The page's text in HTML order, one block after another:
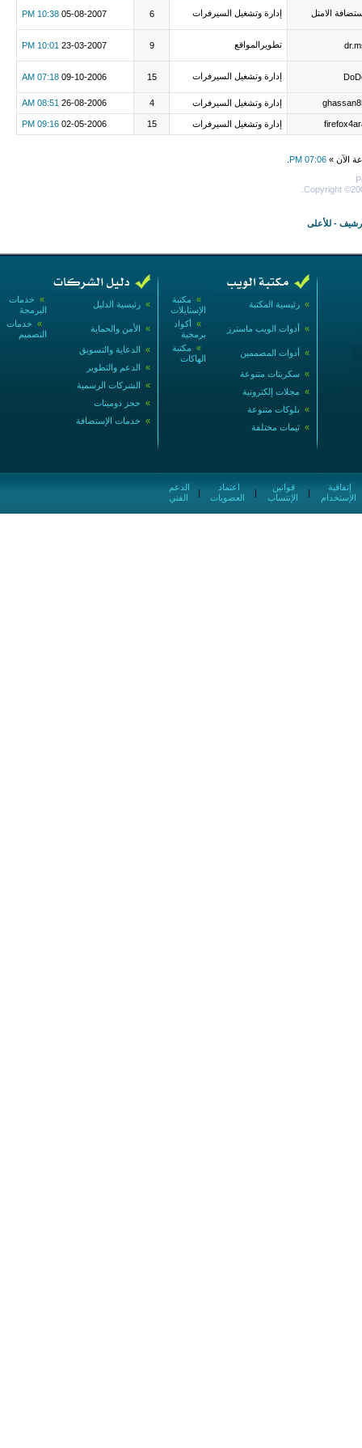
الامتل إدارة وتشغيل السيرفرات 6
05-08-2007
10:38 PM
تطويرالمواقع 9
23-03-2007
10:01 PM
إدارة وتشغيل السيرفرات 15
09-10-2006
07:18 AM
إدارة وتشغيل السيرفرات 4
26-08-2006
08:51 AM
إدارة وتشغيل السيرفرات 15
02-05-2006
09:16 PM
الآن » 07:06 PM
Copyright
- للأعلى
» خدمات
البرمجة
» رئيسية الدليل
» خدمات
التصميم
» الأمن والحماية
» الدعاية والتسويق
» الدعم والتطوير
» الشركات الرسمية
» حجز دومينات
» خدمات الإستضافة
» مكتبة
الإستايلات
» رئيسية المكتبة
» أكواد
برمجية
» أدوات الويب ماسترز
» مكتبة
الهاكات
» أدوات المصممين
» سكربتات متنوعة
» مجلات إلكترونية
» بلوكات متنوعة
» ثيمات مختلفة
الفني
|
العضويات
|
الإنتساب
|
الإستخدام